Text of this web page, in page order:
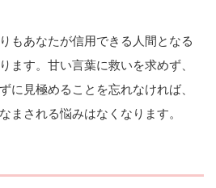
もあなたが信用できる人間となる
ます。甘い言葉に救いを求めず、
に見極めることを忘れなければ、
まされる悩みはなくなります。